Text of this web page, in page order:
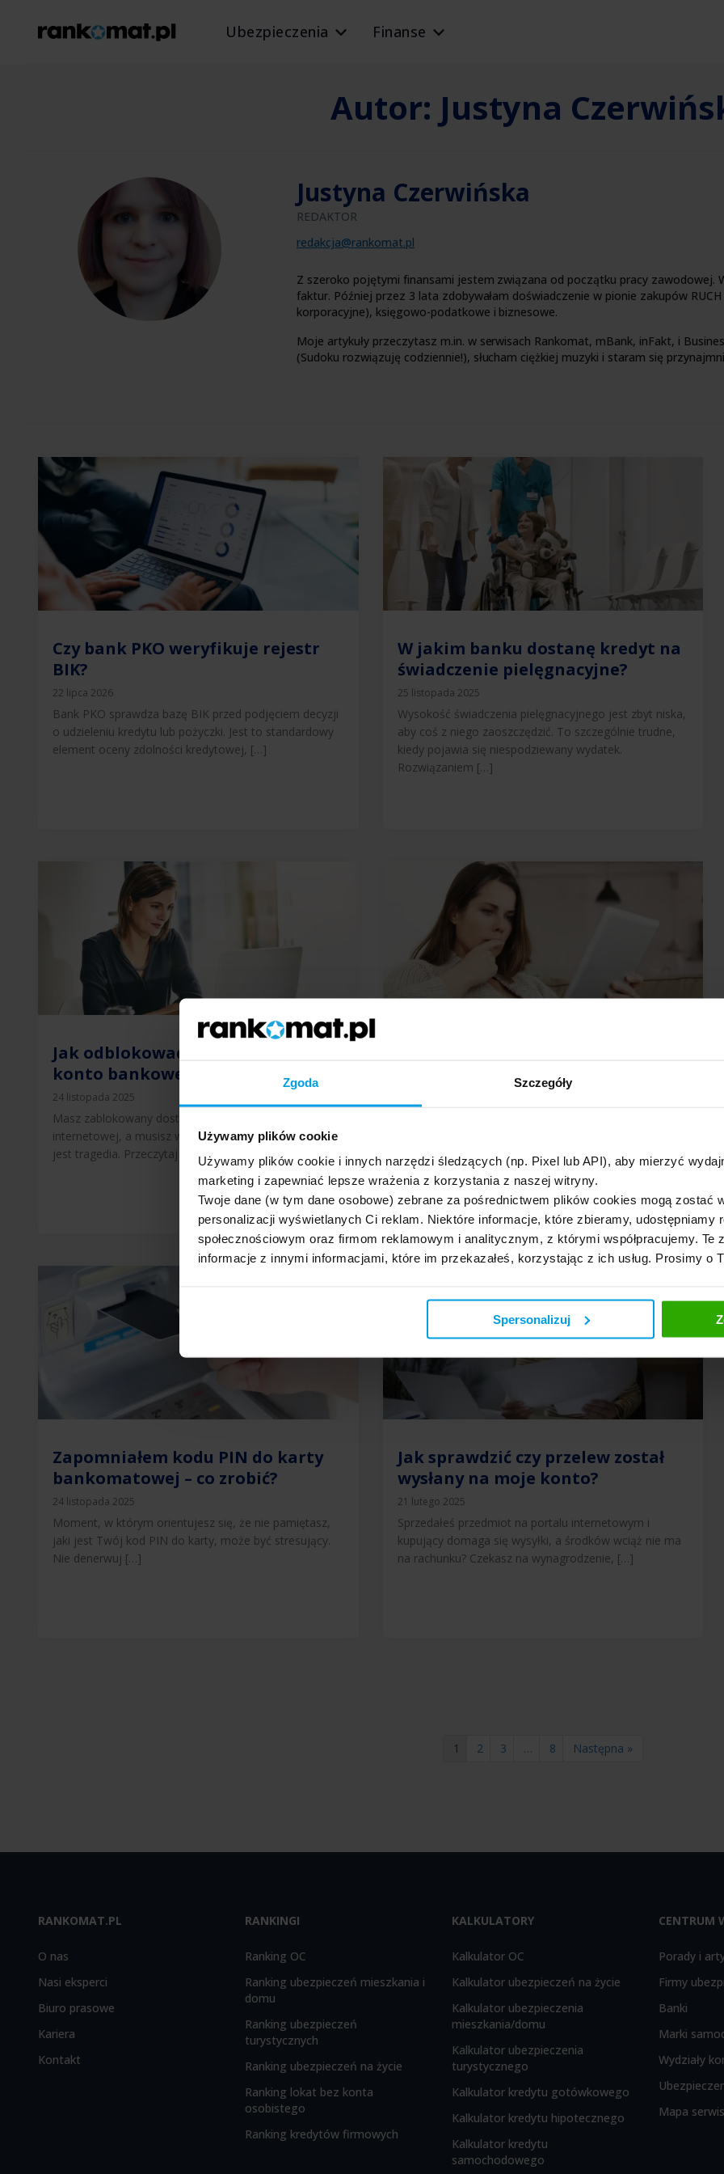
Zgoda Szczegóły
Używamy plików cookie
Używamy plików cookie i innych narzędzi śledzących (np. Pixel lub API), aby mierzyć
marketing i zapewniać lepsze wrażenia z korzystania z naszej witryny.
Twoje dane (w tym dane osobowe) zebrane za pośrednictwem plików cookies mogą zostać
personalizacji wyświetlanych Ci reklam. Niektóre informacje, które zbieramy, udostępniamy
społecznościowym oraz firmom reklamowym i analitycznym, z którymi współpracujemy. Te
informacje z innymi informacjami, które im przekazałeś, korzystając z ich usług. Prosimy o
Spersonalizuj
Ubezpieczenia Finanse
Autor: Justyna
Justyna Czerwińska
REDAKTOR
redakcja@rankomat.pl
Z szeroko pojętymi finansami jestem związana od początku pracy zawodowej.
faktur. Później przez 3 lata zdobywałam doświadczenie w pionie zakupów
korporacyjne), księgowo-podatkowe i biznesowe.
Moje artykuły przeczytasz m.in. w serwisach Rankomat, mBank, inFakt, i
(Sudoku rozwiązuję codziennie!), słucham ciężkiej muzyki i staram się
Czy bank PKO weryfikuje rejestr
BIK?
22 lipca 2026
Bank PKO sprawdza bazę BIK przed podjęciem decyzji
o udzieleniu kredytu lub pożyczki. Jest to standardowy
element oceny zdolności kredytowej, […]
W jakim banku dostanę kredyt na
świadczenie pielęgnacyjne?
25 listopada 2025
Wysokość świadczenia pielęgnacyjnego jest zbyt niska,
aby coś z niego zaoszczędzić. To szczególnie trudne,
kiedy pojawia się niespodziewany wydatek.
Rozwiązaniem […]
Jak odblokować internetowe
konto bankowe?
24 listopada 2025
Masz zablokowany dostęp do bankowości
internetowej, a musisz wykonać pilną operację? To nie
jest tragedia. Przeczytaj poniższy artykuł, a dowiesz […]
Zapomniałem kodu PIN do karty
bankomatowej – co zrobić?
24 listopada 2025
Moment, w którym orientujesz się, że nie pamiętasz,
jaki jest Twój kod PIN do karty, może być stresujący.
Nie denerwuj […]
Jak sprawdzić czy przelew został
wysłany na moje konto?
21 lutego 2025
Sprzedałeś przedmiot na portalu internetowym i
kupujący domaga się wysyłki, a środków wciąż nie ma
na rachunku? Czekasz na wynagrodzenie, […]
1 2 3 … 8 Następna »
RANKOMAT.PL
O nas
Nasi eksperci
Biuro prasowe
Kariera
Kontakt
RANKINGI
Ranking OC
Ranking ubezpieczeń mieszkania i
domu
Ranking ubezpieczeń
turystycznych
Ranking ubezpieczeń na życie
Ranking lokat bez konta
osobistego
Ranking kredytów firmowych
KALKULATORY
Kalkulator OC
Kalkulator ubezpieczeń na życie
Kalkulator ubezpieczenia
mieszkania/domu
Kalkulator ubezpieczenia
turystycznego
Kalkulator kredytu gotówkowego
Kalkulator kredytu hipotecznego
Kalkulator kredytu
samochodowego
CENTRUM
Porady i
Firmy
Banki
Marki
Wydziały
Mapa